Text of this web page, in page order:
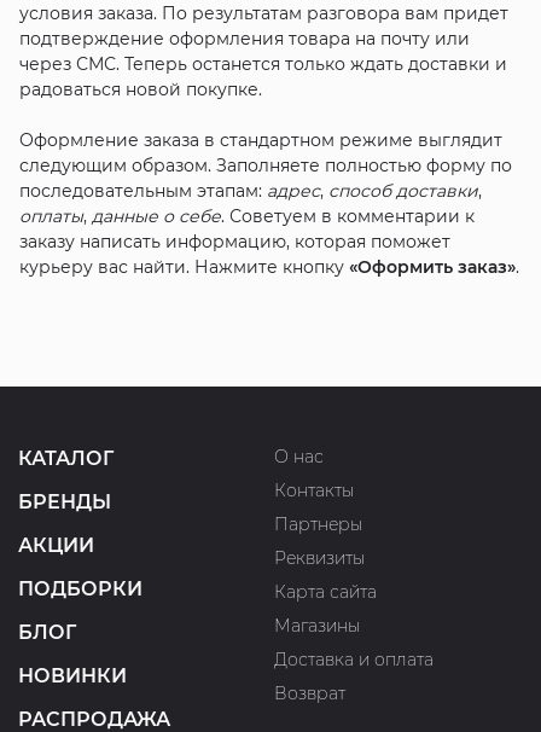
условия заказа. По результатам разговора вам придет
подтверждение оформления товара на почту или
через СМС. Теперь останется только ждать доставки и
радоваться новой покупке.
Оформление заказа в стандартном режиме выглядит
следующим образом. Заполняете полностью форму по
последовательным этапам: адрес, способ доставки,
оплаты, данные о себе. Советуем в комментарии к
заказу написать информацию, которая поможет
курьеру вас найти. Нажмите кнопку «Оформить заказ».
КАТАЛОГ
БРЕНДЫ
АКЦИИ
ПОДБОРКИ
БЛОГ
НОВИНКИ
РАСПРОДАЖА
О нас
Контакты
Партнеры
Реквизиты
Карта сайта
Магазины
Доставка и оплата
Возврат